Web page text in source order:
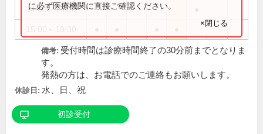
14:00～16:00
に必ず医療機関に直接ご確認ください。
×閉じる
備考: 受付時間は診療時間終了の30分前までとなりま
す。
発熱の方は、お電話でのご連絡もお願いします。
休診日: 水、日、祝
初診受付